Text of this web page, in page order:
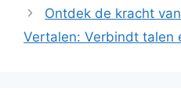
Ontdek de kracht
Vertalen: Verbindt talen